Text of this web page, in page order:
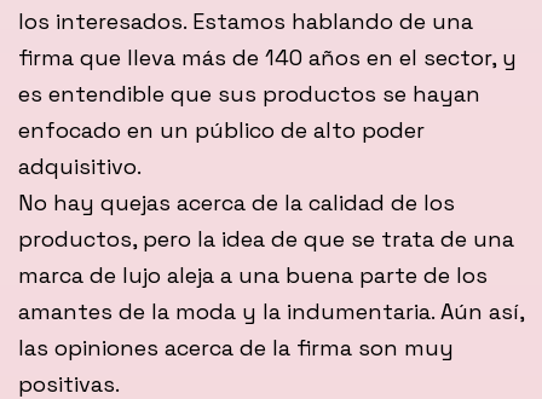
los interesados. Estamos hablando de una
firma que lleva más de 140 años en el sector, y
es entendible que sus productos se hayan
enfocado en un público de alto poder
adquisitivo.
No hay quejas acerca de la calidad de los
productos, pero la idea de que se trata de una
marca de lujo aleja a una buena parte de los
amantes de la moda y la indumentaria. Aún así,
las opiniones acerca de la firma son muy
positivas.